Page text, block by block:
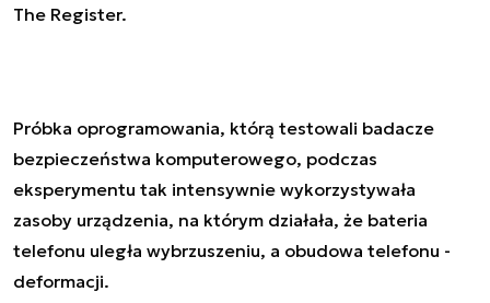
The Register.
Próbka oprogramowania, którą testowali badacze
bezpieczeństwa komputerowego, podczas
eksperymentu tak intensywnie wykorzystywała
zasoby urządzenia, na którym działała, że bateria
telefonu uległa wybrzuszeniu, a obudowa telefonu -
deformacji.